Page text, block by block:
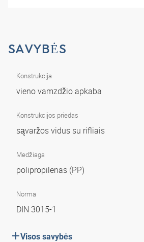
SAVYBĖS
Konstrukcija
vieno vamzdžio apkaba
Konstrukcijos priedas
sąvaržos vidus su rifliais
Medžiaga
polipropilenas (PP)
Norma
DIN 3015-1
Visos savybės